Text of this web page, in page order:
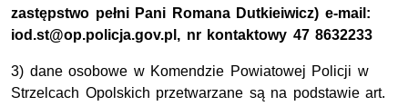
zastępstwo pełni Pani Romana Dutkieiwicz) e-mail:
iod.st@op.policja.gov.pl, nr kontaktowy 47 8632233
3) dane osobowe w Komendzie Powiatowej Policji w
Strzelcach Opolskich przetwarzane są na podstawie art.